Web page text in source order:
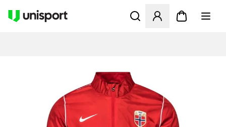
Åpner en Modal for å